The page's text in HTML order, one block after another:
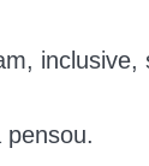
inclusive,
pensou.